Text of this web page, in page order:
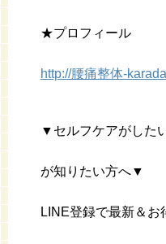
★プロフィール
http://腰痛整体-
▼セルフケアがした
が知りたい方へ▼
LINE登録で最新＆お